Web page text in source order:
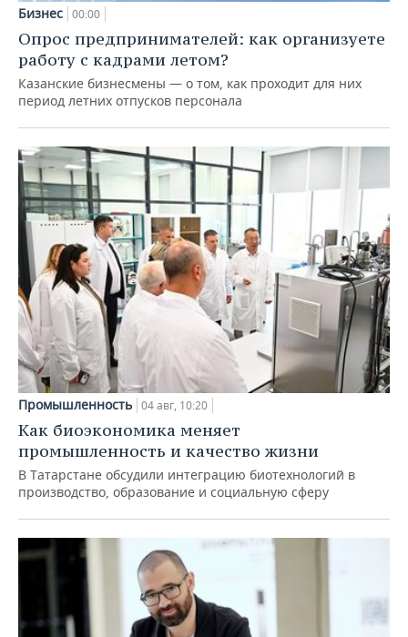
Бизнес 00:00
Опрос предпринимателей: как организуете
работу с кадрами летом?
Казанские бизнесмены — о том, как проходит для них
период летних отпусков персонала
Промышленность 04 авг, 10:20
Как биоэкономика меняет
промышленность и качество жизни
В Татарстане обсудили интеграцию биотехнологий в
производство, образование и социальную сферу